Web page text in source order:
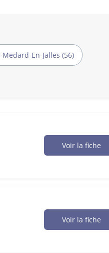
Medard-En-Jalles (56)
Voir la fiche
Voir la fiche